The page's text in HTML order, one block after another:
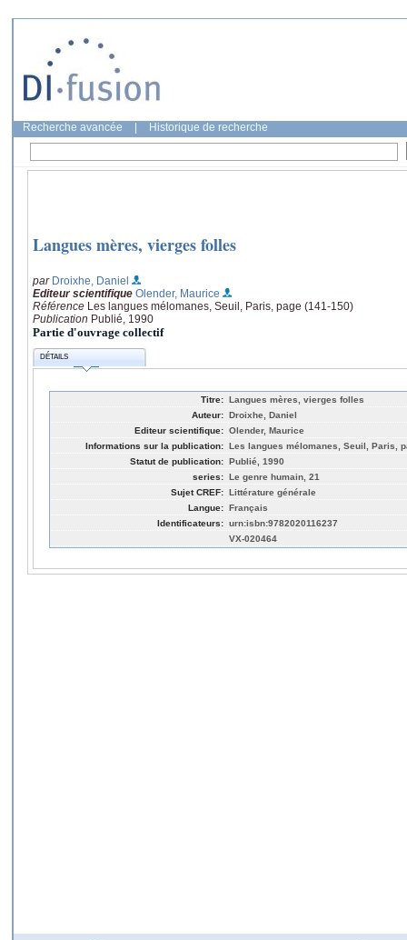
Recherche avancée Historique de recherche
Langues mères, vierges folles
par Droixhe, Daniel
Editeur scientifique Olender, Maurice
Référence Les langues mélomanes, Seuil, Paris, page (141-150)
Publication Publié, 1990
Partie d'ouvrage collectif
DÉTAILS
Titre: Langues mères, vierges folles
Auteur: Droixhe, Daniel
Editeur scientifique: Olender, Maurice
Informations sur la publication: Les langues mélomanes, Seuil, Paris,
Statut de publication: Publié, 1990
series: Le genre humain, 21
Sujet CREF: Littérature générale
Langue: Français
Identificateurs: urn:isbn:9782020116237
VX-020464